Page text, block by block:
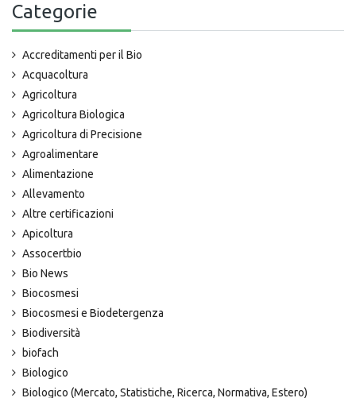
Categorie
Accreditamenti per il Bio
Acquacoltura
Agricoltura
Agricoltura Biologica
Agricoltura di Precisione
Agroalimentare
Alimentazione
Allevamento
Altre certificazioni
Apicoltura
Assocertbio
Bio News
Biocosmesi
Biocosmesi e Biodetergenza
Biodiversità
biofach
Biologico
Biologico (Mercato, Statistiche, Ricerca, Normativa, Estero)